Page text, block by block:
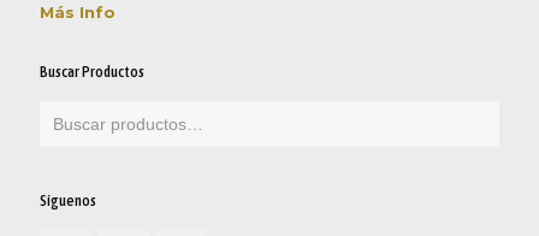
Más Info
Buscar Productos
Síguenos